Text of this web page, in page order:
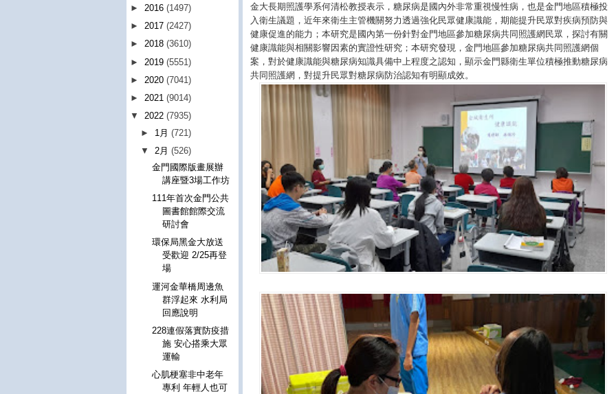
金大長期照護學系何清松教授表示，糖尿病是國內外非常重視慢性病，也是金門地區積極投
入衛生議題，近年來衛生主管機關努力透過強化民眾健康識能，期能提升民眾對疾病預防與
健康促進的能力；本研究是國內第一份針對金門地區參加糖尿病共同照護網民眾，探討有關
健康識能與相關影響因素的實證性研究；本研究發現，金門地區參加糖尿病共同照護網個
案，對於健康識能與糖尿病知識具備中上程度之認知，顯示金門縣衛生單位積極推動糖尿病
共同照護網，對提升民眾對糖尿病防治認知有明顯成效。
► 2016 (1497)
► 2017 (2427)
► 2018 (3610)
► 2019 (5551)
► 2020 (7041)
► 2021 (9014)
▼ 2022 (7935)
► 1月(721)
▼ 2月(526)
金門國際版畫展辦
講座暨3場工作坊
111年首次金門公共
圖書館館際交流
研討會
環保局黑金大放送
受歡迎 2/25再登
場
運河金華橋周邊魚
群浮起來 水利局
回應說明
228連假落實防疫措
施 安心搭乘大眾
運輸
心肌梗塞非中老年
專利 年輕人也可